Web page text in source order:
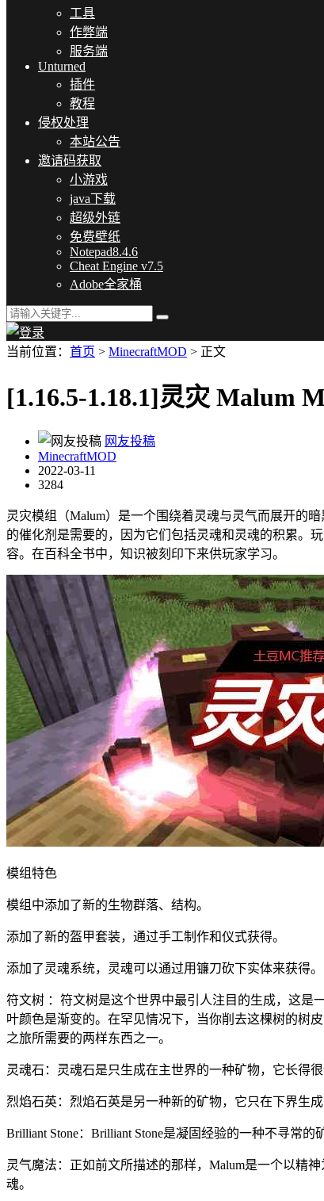
工具
作弊端
服务端
Unturned
插件
教程
侵权处理
本站公告
邀请码获取
小游戏
java下载
超级外链
免费壁纸
Notepad8.4.6
Cheat Engine v7.5
Adobe全家桶
当前位置： 首页 > MinecraftMOD > 正文
[1.16.5-1.18.1]灵灾 Malum
网友投稿
MinecraftMOD
2022-03-11
3284
灵灾模组（Malum）是一个围绕着灵魂与灵气而展开的
的催化剂是需要的，因为它们包括灵魂和灵魂的积累。
容。在百科全书中，知识被刻印下来供玩家学习。
模组特色
模组中添加了新的生物群落、结构。
添加了新的盔甲套装，通过手工制作和仪式获得。
添加了灵魂系统，灵魂可以通过用镰刀砍下实体来获得。
符文树 ：符文树是这个世界中最引人注目的生成，这是
叶颜色是渐变的。在罕见情况下，当你削去这棵树的树
之旅所需要的两样东西之一。
灵魂石：灵魂石是只生成在主世界的一种矿物，它长得
烈焰石英：烈焰石英是另一种新的矿物，它只在下界生
Brilliant Stone：Brilliant Stone是凝固经验的一种不寻常的
灵气魔法：正如前文所描述的那样，Malum是一个以精
魂。